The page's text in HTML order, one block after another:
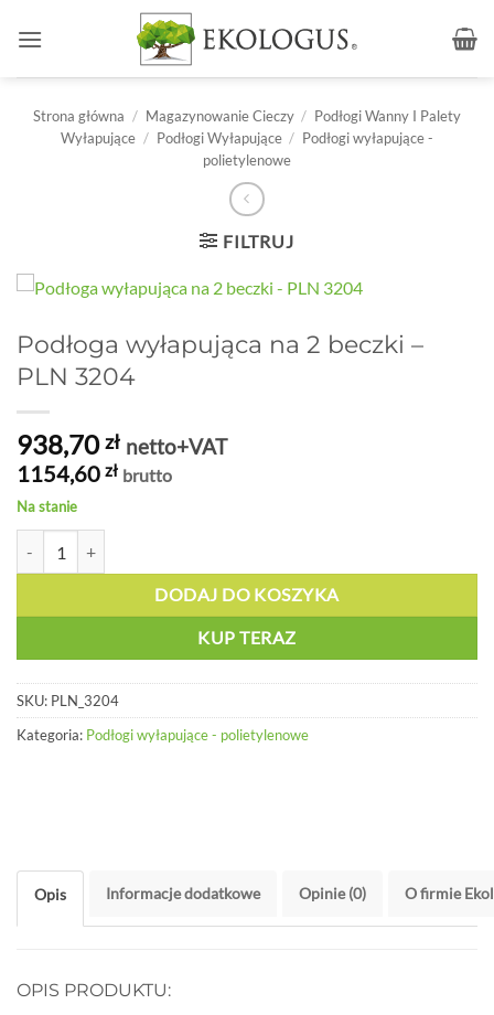
Strona główna / Magazynowanie Cieczy / Podłogi Wanny I Palety
Wyłapujące / Podłogi Wyłapujące / Podłogi wyłapujące -
polietylenowe
FILTRUJ
Podłoga wyłapująca na 2 beczki –
PLN 3204
938,70zł netto+VAT
1154,60 zł brutto
Na stanie
DODAJ DO KOSZYKA
KUP TERAZ
SKU: PLN_3204
Kategoria: Podłogi wyłapujące - polietylenowe
Opis Informacje dodatkowe Opinie (0) O firmie
OPIS PRODUKTU: